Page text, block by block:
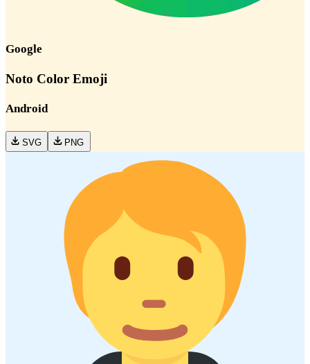
Google
Noto Color Emoji
Android
SVG PNG